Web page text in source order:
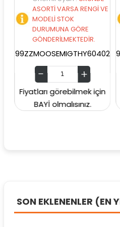
ASORTİ VARSA RENGİ VE
MODELİ STOK
DURUMUNA GÖRE
GÖNDERİLMEKTEDİR.
99ZZMOOSEMIGTHY60402
Fiyatları görebilmek için
BAYİ olmalısınız.
SON EKLENENLER (EN